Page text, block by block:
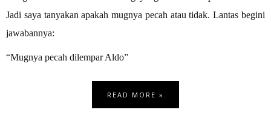
Jadi saya tanyakan apakah mugnya pecah atau tidak. Lantas begini
jawabannya:
“Mugnya pecah dilempar Aldo”
READ MORE »